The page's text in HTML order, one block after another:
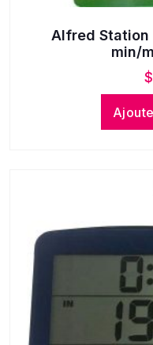
Alfred Station
min/
$